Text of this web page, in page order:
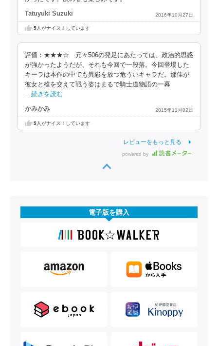
Tatuyuki Suzuki 2016年10月27日
5人がナイス！しています
評価：★★★☆ 元々506の発足にあたっては、政治的思惑
が強かったようだが、それも今回で一段落。今回登場した
キーラは本作の中でも異彩を放つ危ういキャラだ。那佳が
彼女と槍を交えて戦う姿はまるで騎士道物語の一幕
…続きを読む
かみかみ 2015年11月02日
5人がナイス！しています
レビューをもっと見る
powered by
電子版を購入